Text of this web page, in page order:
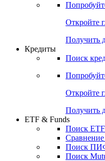
Откройте
Получить
Кредиты
Поиск
Откройте
Получить
ETF & Funds
Поиск
Поиск
Поиск